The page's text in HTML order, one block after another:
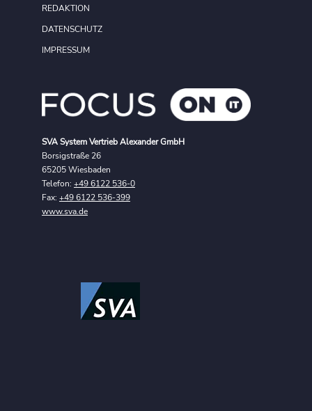
SVA System Vertrieb Alexander GmbH
Borsigstraße 26
65205 Wiesbaden
Telefon: +49 6122 536-0
Fax: +49 6122 536-399
www.sva.de
REDAKTION
DATENSCHUTZ
IMPRESSUM